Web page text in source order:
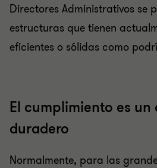
Directores Administrativos se
estructuras que tienen
eficientes o sólidas como
El cumplimiento es un
duradero
Normalmente, para las